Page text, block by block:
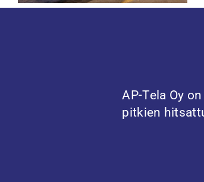
AP-Tela Oy
pitkien